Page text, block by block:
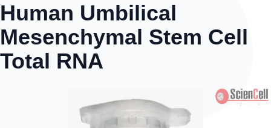
Human Umbilical
Mesenchymal Stem Cell
Total RNA